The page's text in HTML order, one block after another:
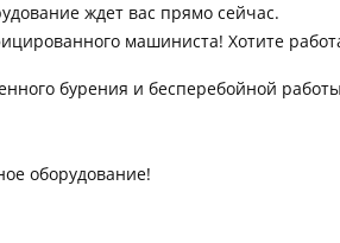
ждет вас прямо сейчас.
машиниста! Хотите
бурения и бесперебойной
оборудование!